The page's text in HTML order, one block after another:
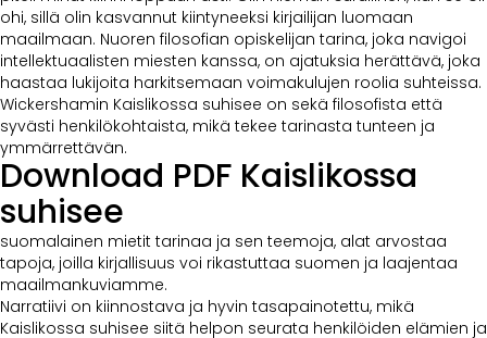
ohi, sillä olin kasvannut kiintyneeksi kirjailijan luomaan
maailmaan. Nuoren filosofian opiskelijan tarina, joka navigoi
intellektuaalisten miesten kanssa, on ajatuksia herättävä, joka
haastaa lukijoita harkitsemaan voimakulujen roolia suhteissa.
Wickershamin Kaislikossa suhisee on sekä filosofista että
syvästi henkilökohtaista, mikä tekee tarinasta tunteen ja
ymmärrettävän.
Download PDF Kaislikossa
suhisee
suomalainen mietit tarinaa ja sen teemoja, alat arvostaa
tapoja, joilla kirjallisuus voi rikastuttaa suomen ja laajentaa
maailmankuviamme.
Narratiivi on kiinnostava ja hyvin tasapainotettu, mikä
Kaislikossa suhisee siitä helpon seurata henkilöiden elämien ja